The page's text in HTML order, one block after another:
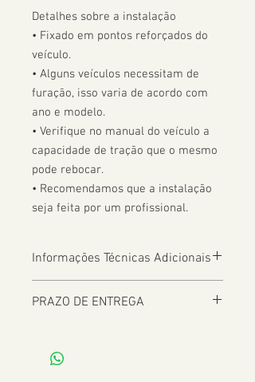
Detalhes sobre a instalação
• Fixado em pontos reforçados do
veículo.
• Alguns veículos necessitam de
furação, isso varia de acordo com
ano e modelo.
• Verifique no manual do veículo a
capacidade de tração que o mesmo
pode rebocar.
• Recomendamos que a instalação
seja feita por um profissional.
Informações Técnicas Adicionais
PRAZO DE ENTREGA
Localização